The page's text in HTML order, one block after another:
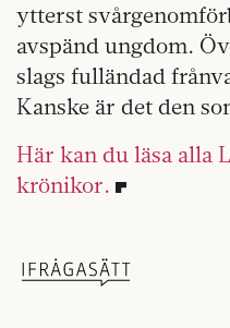
ytterst
avspänd ungdom.
slags fulländad
Kanske är det den
Här kan du läsa alla
krönikor.